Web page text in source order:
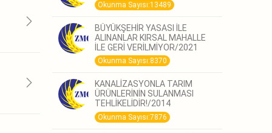
Okunma Sayısı:13489
BÜYÜKŞEHİR YASASI İLE
ALINANLAR KIRSAL MAHALLE
İLE GERİ VERİLMİYOR/2021
Okunma Sayısı:8370
KANALİZASYONLA TARIM
ÜRÜNLERİNİN SULANMASI
TEHLİKELİDİR!/2014
Okunma Sayısı:7876